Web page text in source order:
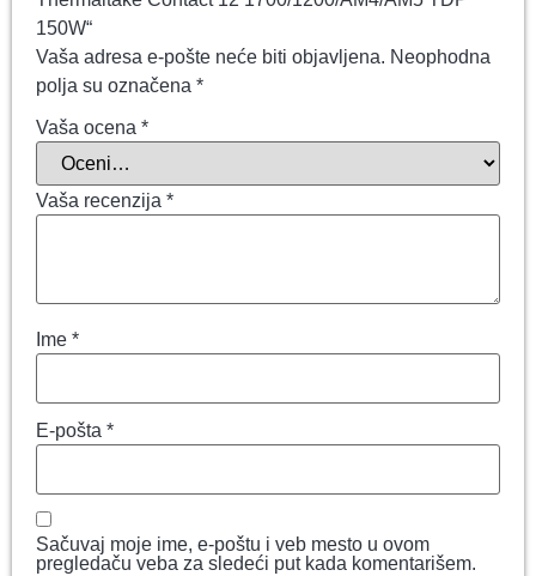
150W“
Vaša adresa e-pošte neće biti objavljena. Neophodna
polja su označena *
Vaša ocena *
Vaša recenzija *
Ime *
E-pošta *
Sačuvaj moje ime, e-poštu i veb mesto u ovom
pregledaču veba za sledeći put kada komentarišem.